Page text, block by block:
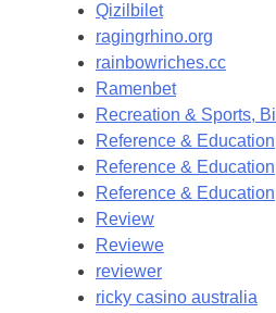
Qizilbilet
ragingrhino.org
rainbowriches.cc
Ramenbet
Recreation & Sports,
Reference &
Reference &
Reference &
Review
Reviewe
reviewer
ricky casino australia